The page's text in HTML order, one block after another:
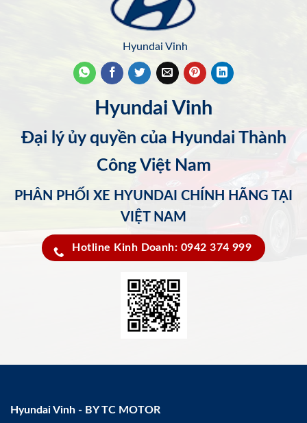
Hyundai Vinh
Hyundai Vinh
Đại lý ủy quyền của Hyundai Thành
Công Việt Nam
PHÂN PHỐI XE HYUNDAI CHÍNH HÃNG TẠI
VIỆT NAM
Hotline Kinh Doanh: 0942 374 999
Hyundai Vinh - BY TC MOTOR